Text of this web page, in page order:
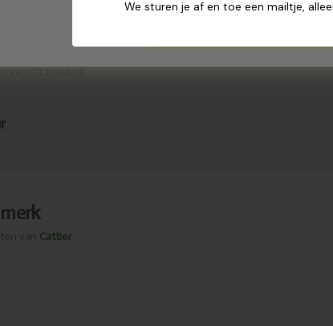
van dit product.
van Cattier
Bestel nu
We sturen je af en toe een mailtje,